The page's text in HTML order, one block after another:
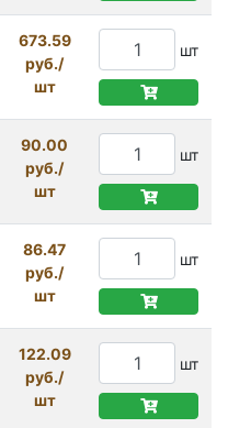
673.59
руб./
шт
шт
90.00
руб./
шт
шт
86.47
руб./
шт
шт
122.09
руб./
шт
шт